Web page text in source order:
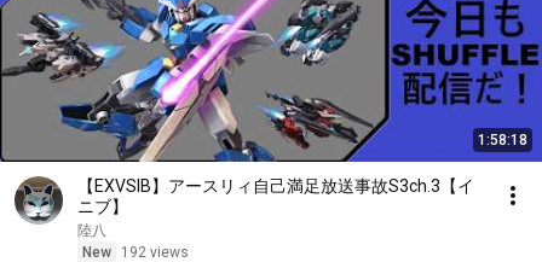
1:58:18
【EXVSIB】アースリィ自己満足放送事故S3ch.3【イ
ニブ】
陸八
New
192 views